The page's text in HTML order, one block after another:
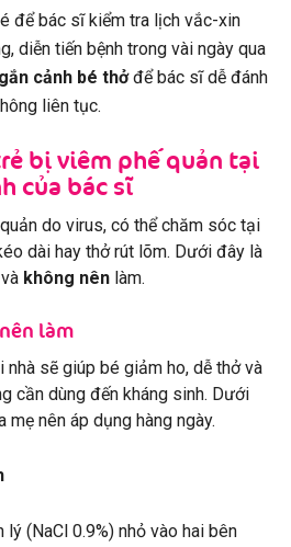
để bác sĩ kiểm tra lịch vắc-xin
diễn tiến bệnh trong vài ngày qua
cảnh bé thởđể bác sĩ dễ đánh
liên tục.
bị viêm phế quản tại
của bác sĩ
do virus, có thể chăm sóc tại
dài hay thở rút lõm. Dưới đây là
và không nên làm.
làm
sẽ giúp bé giảm ho, dễ thở và
cần dùng đến kháng sinh. Dưới
mẹ nên áp dụng hàng ngày.
(NaCl 0.9%) nhỏ vào hai bên